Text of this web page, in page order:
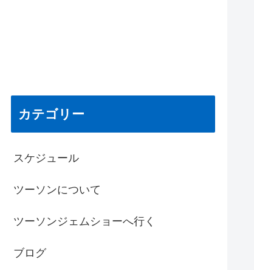
カテゴリー
スケジュール
ツーソンについて
ツーソンジェムショーへ行く
ブログ